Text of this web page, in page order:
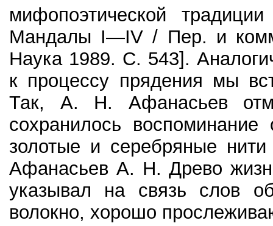
мифопоэтической
Мандалы I—IV / Пер. и
Наука 1989. С. 543].
к процессу прядения мы
Так, А. Н. Афанасьев
сохранилось
золотые и серебряные
Афанасьев А. Н. Древо
указывал на связь слов
волокно, хорошо